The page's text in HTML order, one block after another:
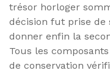
trésor horloger
décision fut prise
donner enfin la
Tous les
de conservation